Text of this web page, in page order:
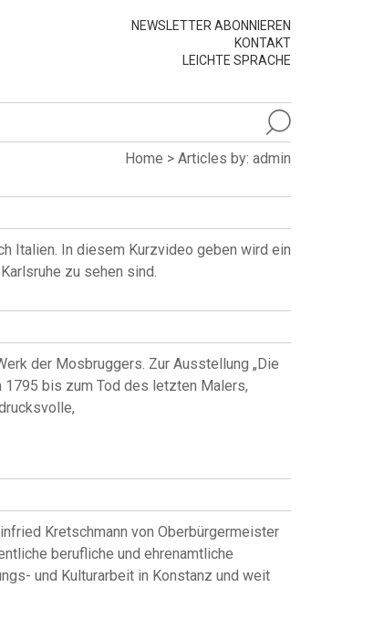
NEWSLETTER ABONNIEREN
KONTAKT
LEICHTE SPRACHE
Home > Articles by: admin
Italien. In diesem Kurzvideo geben wird ein
zu sehen sind.
der Mosbruggers. Zur Ausstellung „Die
bis zum Tod des letzten Malers,
Kretschmann von Oberbürgermeister
berufliche und ehrenamtliche
und Kulturarbeit in Konstanz und weit